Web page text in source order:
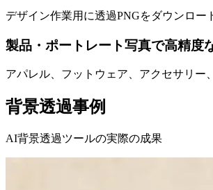
デザイン作業用に透過PNGをダウンロ
製品・ポートレート写真で高精度
アパレル、フットウェア、アクセサリー
背景透過事例
AI背景透過ツールの実際の成果